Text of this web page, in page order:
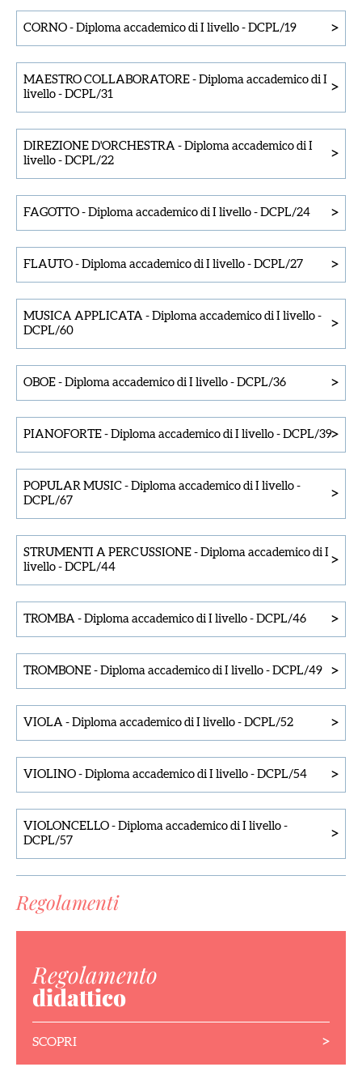
CORNO - Diploma accademico di I livello - DCPL/19 >
MAESTRO COLLABORATORE - Diploma accademico di I
livello - DCPL/31 >
DIREZIONE D'ORCHESTRA - Diploma accademico di I
livello - DCPL/22 >
FAGOTTO - Diploma accademico di I livello - DCPL/24 >
FLAUTO - Diploma accademico di I livello - DCPL/27 >
MUSICA APPLICATA - Diploma accademico di I livello -
DCPL/60
>
OBOE - Diploma accademico di I livello - DCPL/36 >
PIANOFORTE - Diploma accademico di I livello - DCPL/39>
POPULAR MUSIC - Diploma accademico di I livello -
DCPL/67
>
STRUMENTI A PERCUSSIONE - Diploma accademico di I
livello - DCPL/44 >
TROMBA - Diploma accademico di I livello - DCPL/46 >
TROMBONE - Diploma accademico di I livello - DCPL/49 >
VIOLA - Diploma accademico di I livello - DCPL/52 >
VIOLINO - Diploma accademico di I livello - DCPL/54 >
VIOLONCELLO - Diploma accademico di I livello -
DCPL/57
>
Regolamenti
Regolamento
didattico
SCOPRI >